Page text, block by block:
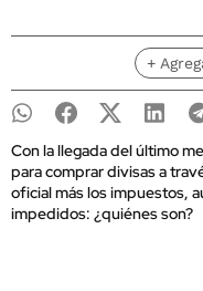
+
Con la llegada del último
para comprar divisas a
oficial más los impuestos,
impedidos: ¿quiénes son?